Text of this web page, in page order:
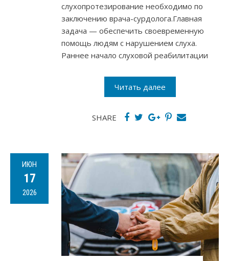
слухопротезирование необходимо по
заключению врача-сурдолога.Главная
задача — обеспечить своевременную
помощь людям с нарушением слуха.
Раннее начало слуховой реабилитации
Читать далее
SHARE
ИЮН
17
2026